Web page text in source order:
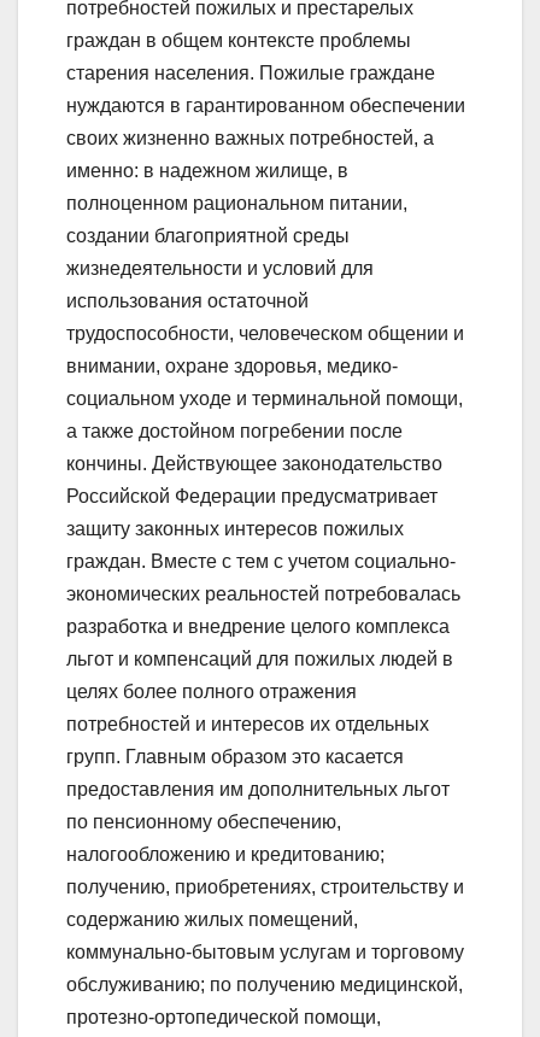
потребностей пожилых и престарелых
граждан в общем контексте проблемы
старения населения. Пожилые граждане
нуждаются в гарантированном обеспечении
своих жизненно важных потребностей, а
именно: в надежном жилище, в
полноценном рациональном питании,
создании благоприятной среды
жизнедеятельности и условий для
использования остаточной
трудоспособности, человеческом общении и
внимании, охране здоровья, медико-
социальном уходе и терминальной помощи,
а также достойном погребении после
кончины. Действующее законодательство
Российской Федерации предусматривает
защиту законных интересов пожилых
граждан. Вместе с тем с учетом социально-
экономических реальностей потребовалась
разработка и внедрение целого комплекса
льгот и компенсаций для пожилых людей в
целях более полного отражения
потребностей и интересов их отдельных
групп. Главным образом это касается
предоставления им дополнительных льгот
по пенсионному обеспечению,
налогообложению и кредитованию;
получению, приобретениях, строительству и
содержанию жилых помещений,
коммунально-бытовым услугам и торговому
обслуживанию; по получению медицинской,
протезно-ортопедической помощи,